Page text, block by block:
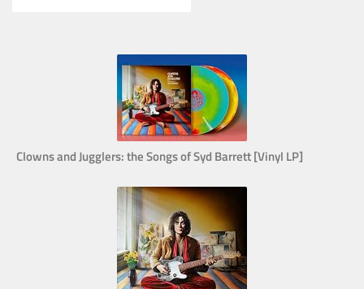
Clowns and Jugglers: the Songs of Syd Barrett [Vinyl LP]